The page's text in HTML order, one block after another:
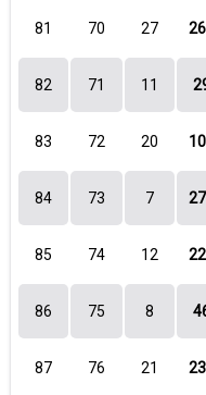
81 70 27
82 71 11
83 72 20
84 73 7
85 74 12
86 75 8
87 76 21